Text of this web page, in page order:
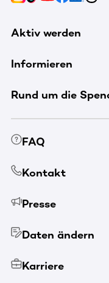
Aktiv werden
Informieren
Rund um die
FAQ
Kontakt
Presse
Daten ändern
Karriere